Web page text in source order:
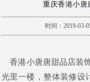
重庆香港小唐
时间：2019-03-
香港小唐唐甜品店装
光里一楼，整体装修设